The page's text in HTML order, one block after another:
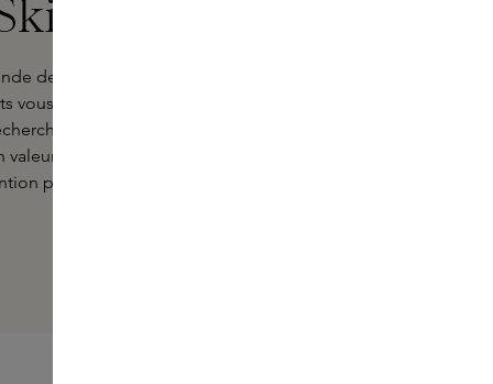
Experts
de Tobba. Connaissant chaque
vous aideront à trouver le parfum
d'un parfum qui enrichisse
votre identité, vous
personnalisée. Laissez-nous